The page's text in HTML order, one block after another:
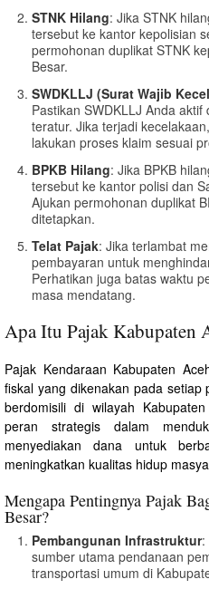
STNK Hilang: Jika STNK
tersebut ke kantor kepolisian
permohonan duplikat STNK
Besar.
SWDKLLJ (Surat Wajib
Pastikan SWDKLLJ Anda
teratur. Jika terjadi
lakukan proses klaim sesuai
BPKB Hilang: Jika BPKB
tersebut ke kantor polisi dan
Ajukan permohonan duplikat
ditetapkan.
Telat Pajak: Jika terlambat
pembayaran untuk
Perhatikan juga batas waktu
masa mendatang.
Apa Itu Pajak Kabupaten
Pajak Kendaraan Kabupaten
fiskal yang dikenakan pada
berdomisili di wilayah
peran strategis dalam
menyediakan dana untuk
meningkatkan kualitas hidup
Mengapa Pentingnya Pajak
Besar?
Pembangunan Infrastruktur:
sumber utama pendanaan
transportasi umum di